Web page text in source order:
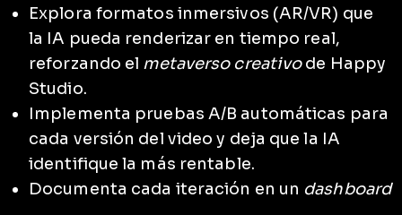
Explora formatos inmersivos (AR/VR) que
la IA pueda renderizar en tiempo real,
reforzando el metaverso creativode Happy
Studio.
Implementa pruebas A/B automáticas para
cada versión del video y deja que la IA
identifique la más rentable.
Documenta cada iteración en un dashboard